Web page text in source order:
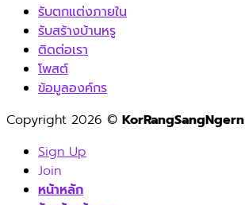
รับตกแต่งภายใน
รับสร้างบ้านหรู
ติดต่อเรา
โพสต์
ข้อมูลองค์กร
Copyright 2026 © KorRangSangNgern
Sign Up
Join
หน้าหลัก